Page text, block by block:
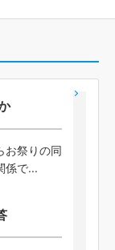
お祭りの同
係で...